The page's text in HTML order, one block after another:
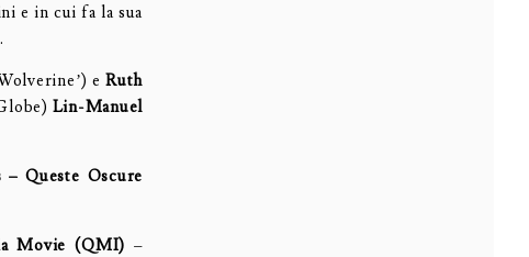
e in cui fa la sua
eRuth
Lin-Manuel
Queste Oscure
Movie (QMI)–